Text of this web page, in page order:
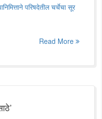
परिषदेतील चर्चेचा सूर
Read More